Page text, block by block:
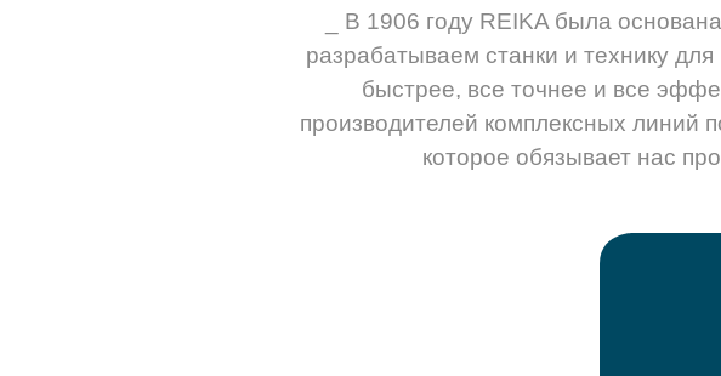
_ В 1906 году REIKA была
разрабатываем станки и технику
быстрее, все точнее и все
производителей комплексных линий
которое обязывает нас